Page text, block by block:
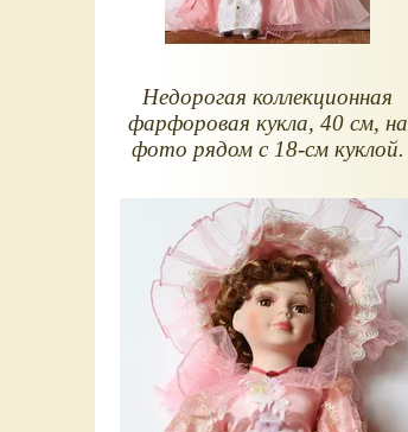
Недорогая коллекционная
фарфоровая кукла, 40 см, на
фото рядом с 18-см куклой.